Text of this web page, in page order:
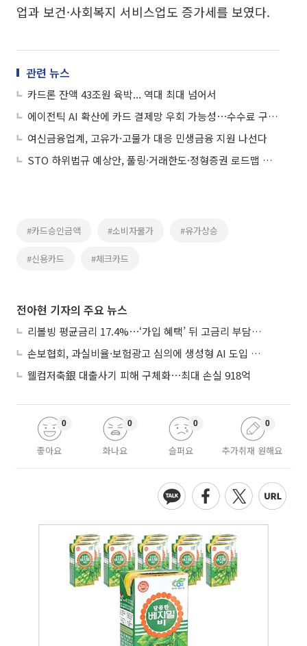
업과 보건·사회복지 서비스업도 증가세를 보였다.
관련 뉴스
카드론 잔액 43조원 육박... 역대 최대 넘어서
에이전틱 AI 확산에 카드 결제망 우회 가능성⋯수수료 구조 흔드나
여신금융업계, 고유가·고물가 대응 민생금융 지원 나선다
STO 하위법규 예상안, 풀링·거래한도·정형증권 로드맵 제시
#카드승인금액 #소비자물가 #유가상승
#신용카드 #체크카드
전아현 기자의 주요 뉴스
리볼빙 평균금리 17.4%⋯‘가입 혜택’ 뒤 고금리 부담 주의
손보협회, 과실비율·보험광고 심의에 생성형 AI 도입 추진
웰컴저축銀 대출사기 피해 구체화⋯최대 손실 918억
좋아요
0
화나요
0
슬퍼요
0
추가취재 원해요
0